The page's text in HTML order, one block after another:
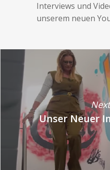
Interviews und
unserem neuen
Unser Neuer